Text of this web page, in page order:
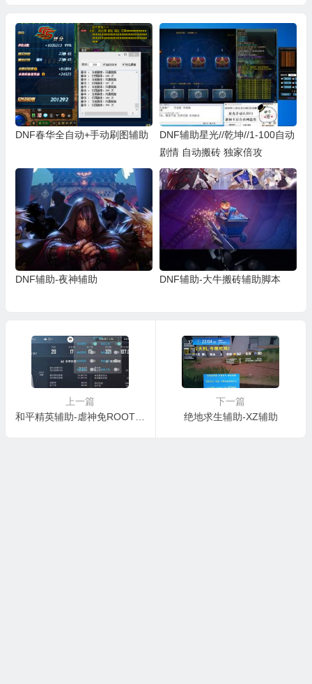
DNF春华全自动+手动刷图辅助
DNF辅助星光//乾坤//1-100自动
剧情 自动搬砖 独家倍攻
DNF辅助-夜神辅助 DNF辅助-大牛搬砖辅助脚本
上一篇
和平精英辅助-虐神免ROOT辅助
下一篇
绝地求生辅助-XZ辅助